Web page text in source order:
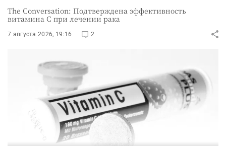
The Conversation: Подтверждена эффективность
витамина C при лечении рака
7 августа 2026, 19:16 2